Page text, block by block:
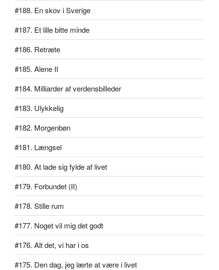
#188. En skov i Sverige
#187. Et lille bitte minde
#186. Retræte
#185. Alene II
#184. Milliarder af verdensbilleder
#183. Ulykkelig
#182. Morgenbøn
#181. Længsel
#180. At lade sig fylde af livet
#179. Forbundet (II)
#178. Stille rum
#177. Noget vil mig det godt
#176. Alt det, vi har i os
#175. Den dag, jeg lærte at være i livet